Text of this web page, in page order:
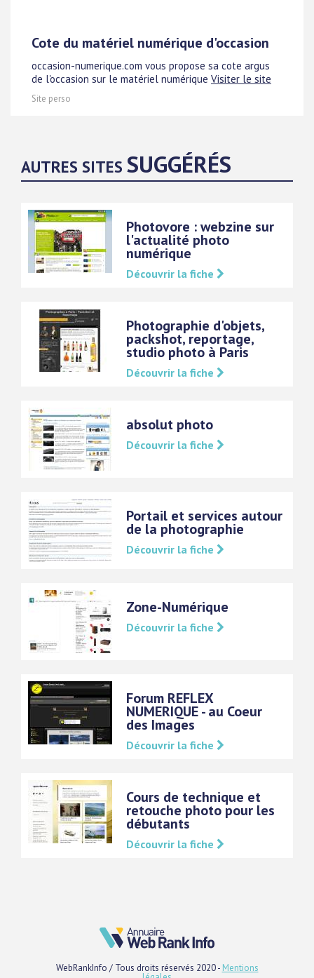
Cote du matériel numérique d'occasion
occasion-numerique.com vous propose sa cote argus
de l'occasion sur le matériel numérique Visiter le site
Site perso
AUTRES SITES SUGGÉRÉS
Photovore : webzine sur
l'actualité photo
numérique
Découvrir la fiche
Photographie d'objets,
packshot, reportage,
studio photo à Paris
Découvrir la fiche
absolut photo
Découvrir la fiche
Portail et services autour
de la photographie
Découvrir la fiche
Zone-Numérique
Découvrir la fiche
Forum REFLEX
NUMERIQUE - au Coeur
des Images
Découvrir la fiche
Cours de technique et
retouche photo pour les
débutants
Découvrir la fiche
WebRankInfo / Tous droits réservés 2020 - Mentions